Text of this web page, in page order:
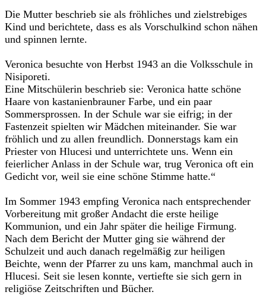
Die Mutter beschrieb sie als fröhliches und zielstrebiges
Kind und berichtete, dass es als Vorschulkind schon nähen
und spinnen lernte.
Veronica besuchte von Herbst 1943 an die Volksschule in
Nisiporeti.
Eine Mitschülerin beschrieb sie: Veronica hatte schöne
Haare von kastanienbrauner Farbe, und ein paar
Sommersprossen. In der Schule war sie eifrig; in der
Fastenzeit spielten wir Mädchen miteinander. Sie war
fröhlich und zu allen freundlich. Donnerstags kam ein
Priester von Hlucesi und unterrichtete uns. Wenn ein
feierlicher Anlass in der Schule war, trug Veronica oft ein
Gedicht vor, weil sie eine schöne Stimme hatte.“
Im Sommer 1943 empfing Veronica nach entsprechender
Vorbereitung mit großer Andacht die erste heilige
Kommunion, und ein Jahr später die heilige Firmung.
Nach dem Bericht der Mutter ging sie während der
Schulzeit und auch danach regelmäßig zur heiligen
Beichte, wenn der Pfarrer zu uns kam, manchmal auch in
Hlucesi. Seit sie lesen konnte, vertiefte sie sich gern in
religiöse Zeitschriften und Bücher.